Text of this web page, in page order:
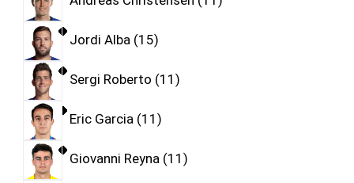
Jordi Alba 15
Sergi Roberto 11
Eric Garcia 11
Giovanni Reyna 11